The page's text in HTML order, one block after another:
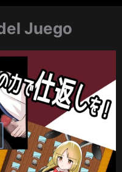
Juego